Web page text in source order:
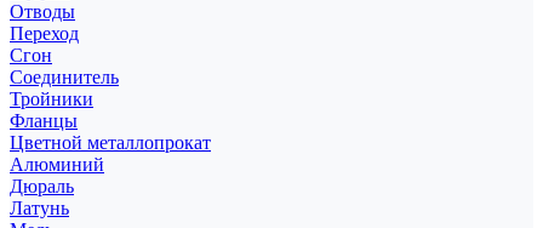
Отводы
Переход
Сгон
Соединитель
Тройники
Фланцы
Цветной металлопрокат
Алюминий
Дюраль
Латунь